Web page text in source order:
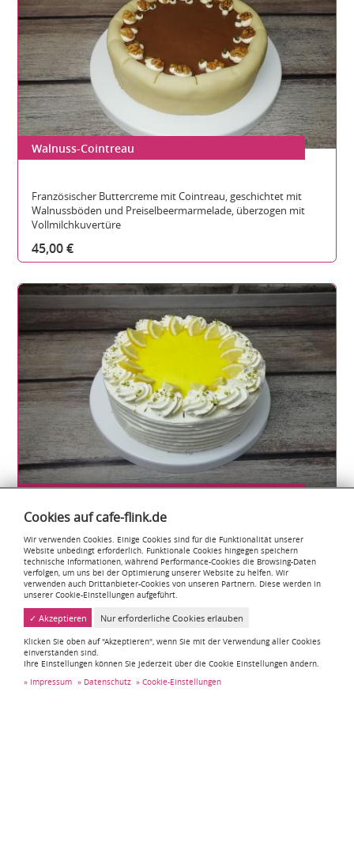
Gesamthöhe:
Durchmesser:
Walnuss-Cointreau
Französischer Buttercreme mit Cointreau, geschichtet mit
Walnussböden und Preiselbeermarmelade, überzogen mit
Vollmilchkuvertüre
45,00 €
Durchmesser:
Teilbare Stücke:
Zitronensahne, geschichtet mit Rührteigböden
Glutenfrei
45,00 €
1 2
Cookies auf cafe-flink.de
Wir verwenden Cookies. Einige Cookies sind für die Funktionalität unserer
Website unbedingt erforderlich. Funktionale Cookies hingegen speichern
technische Informationen, während Performance-Cookies die Browsing-Daten
verfolgen, um uns bei der Optimierung unserer Website zu helfen. Wir
verwenden auch Drittanbieter-Cookies von unseren Partnern. Diese werden in
unserer Cookie-Einstellungen aufgeführt.
✓ Akzeptieren Nur erforderliche Cookies erlauben
Klicken Sie oben auf "Akzeptieren", wenn Sie mit der Verwendung aller Cookies
einverstanden sind.
Ihre Einstellungen können Sie jederzeit über die Cookie Einstellungen ändern.
Impressum
Datenschutz Cookie-Einstellungen